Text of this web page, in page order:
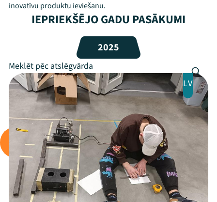
Mana programma
Festivāls
Programma
Arhīvs
Viņi bija LAMPĀ 2026
Jaunumi
Ziedo
Veikals
inovatīvu produktu ieviešanu.
IEPRIEKŠĒJO GADU PASĀKUMI
2025
LV